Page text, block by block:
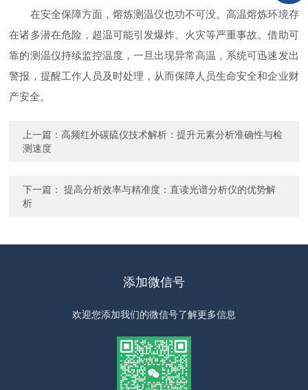
在安全保障方面，熔炼测温仪也功不可没。高温熔炼环境存
在诸多潜在危险，超温可能引发爆炸、火灾等严重事故。借助可
靠的测温仪持续监控温度，一旦出现异常高温，系统可迅速发出
警报，提醒工作人员及时处理，从而保障人员生命安全和企业财
产安全。
上一篇：高频红外碳硫仪技术解析：提升元素分析准确性与检
测速度
下一篇：提高分析效率与精准度：直读光谱分析仪的优势解
析
添加微信号
欢迎您添加我们的微信号了解更多信息